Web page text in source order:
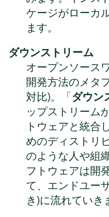
ケージがローカ
ます。
ダウンストリーム
オープンソース
開発方法のメタ
対比)。「ダウン
ップストリーム
トウェアと統合
めのディストリ
のような人や組
フトウェアは開
て、エンドユー
き)に流れていき